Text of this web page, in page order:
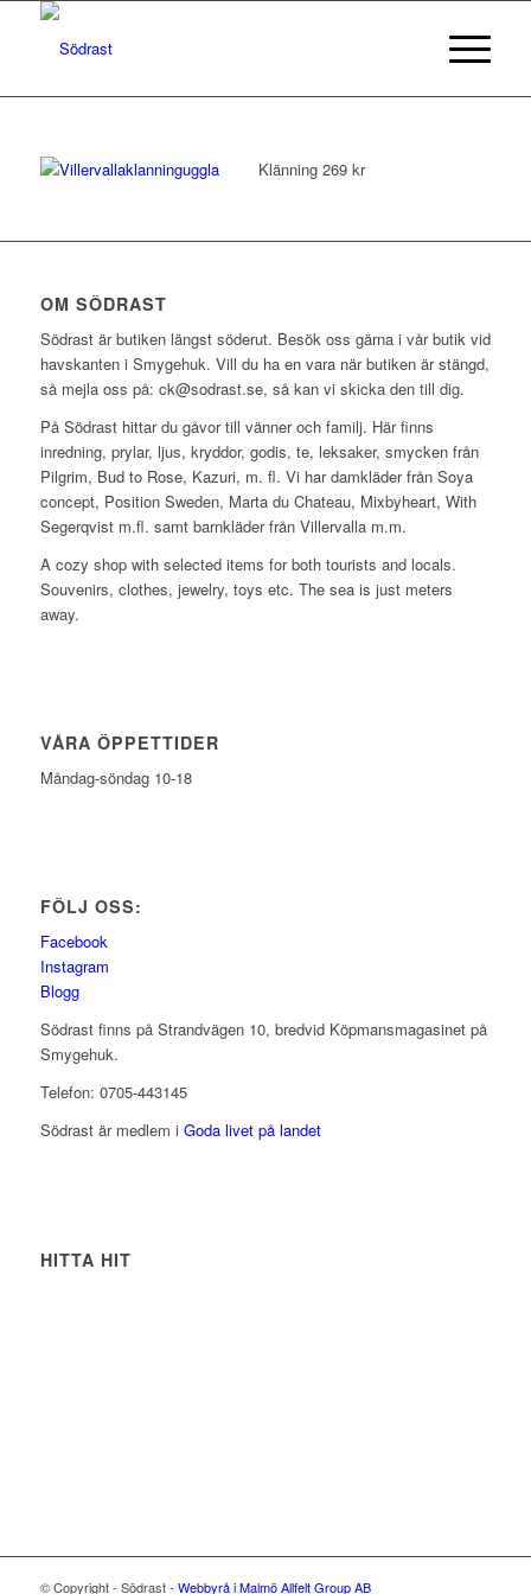
Klänning 269 kr
OM SÖDRAST
Södrast är butiken längst söderut. Besök oss gärna i vår butik vid
havskanten i Smygehuk. Vill du ha en vara när butiken är stängd,
så mejla oss på: ck@sodrast.se, så kan vi skicka den till dig.
På Södrast hittar du gåvor till vänner och familj. Här finns
inredning, prylar, ljus, kryddor, godis, te, leksaker, smycken från
Pilgrim, Bud to Rose, Kazuri, m. fl. Vi har damkläder från Soya
concept, Position Sweden, Marta du Chateau, Mixbyheart, With
Segerqvist m.fl. samt barnkläder från Villervalla m.m.
A cozy shop with selected items for both tourists and locals.
Souvenirs, clothes, jewelry, toys etc. The sea is just meters
away.
VÅRA ÖPPETTIDER
Måndag-söndag 10-18
FÖLJ OSS:
Facebook
Instagram
Blogg
Södrast finns på Strandvägen 10, bredvid Köpmansmagasinet på
Smygehuk.
Telefon: 0705-443145
Södrast är medlem i Goda livet på landet
HITTA HIT
© Copyright - Södrast - Webbyrå i Malmö Allfelt Group AB